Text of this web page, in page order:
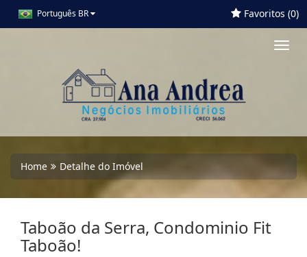
Português BR Favoritos (0)
Home Detalhe do Imóvel
Taboão da Serra, Condominio Fit
Taboão!